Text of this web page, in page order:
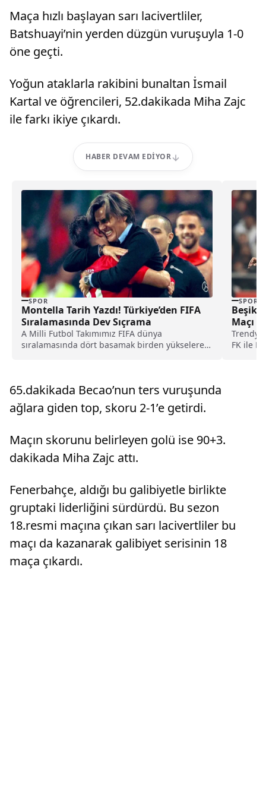
Maça hızlı başlayan sarı lacivertliler,
Batshuayi’nin yerden düzgün vuruşuyla 1-0
öne geçti.
Yoğun ataklarla rakibini bunaltan İsmail
Kartal ve öğrencileri, 52.dakikada Miha Zajc
ile farkı ikiye çıkardı.
HABER DEVAM EDIYOR
SPOR
Montella Tarih Yazdı! Türkiye’den FIFA
Sıralamasında Dev Sıçrama
A Milli Futbol Takımımız FIFA dünya
sıralamasında dört basamak birden yükselerek
SPOR
Maçı
FK ile
65.dakikada Becao’nun ters vuruşunda
ağlara giden top, skoru 2-1’e getirdi.
Maçın skorunu belirleyen golü ise 90+3.
dakikada Miha Zajc attı.
Fenerbahçe, aldığı bu galibiyetle birlikte
gruptaki liderliğini sürdürdü. Bu sezon
18.resmi maçına çıkan sarı lacivertliler bu
maçı da kazanarak galibiyet serisinin 18
maça çıkardı.